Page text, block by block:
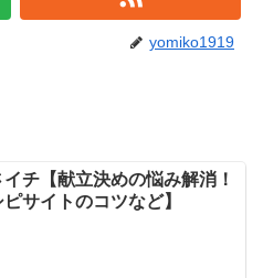
yomiko1919
イチ【献立決めの悩み解消！
ピサイトのコツなど】